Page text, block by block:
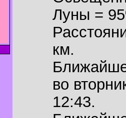
Луны =
км.
во
12:43.